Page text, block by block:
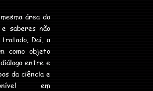
área do
saberes não
tratado. Daí, a
como objeto
entre e
da ciência e
em